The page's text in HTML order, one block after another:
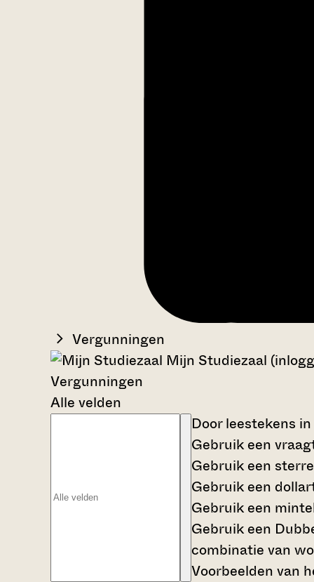
Vergunningen
Mijn Studiezaal
Vergunningen
Alle velden
Door leestekens
Gebruik een
Gebruik een
Gebruik een
Gebruik een
Gebruik een
combinatie van
Voorbeelden van